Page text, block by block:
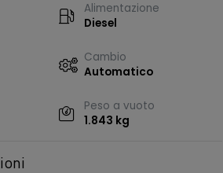
Alimentazione
Diesel
Cambio
Automatico
Peso a vuoto
1.843 kg